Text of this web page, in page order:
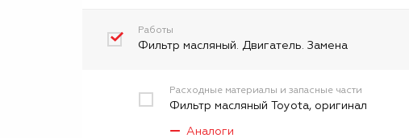
Работы
Фильтр масляный. Двигатель. Замена
Расходные материалы и запасные части
Фильтр масляный Toyota, оригинал
Аналоги